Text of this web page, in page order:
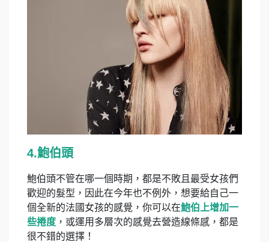
4.鮑伯頭
鮑伯頭不管在哪一個時期，都是不敗且最受女孩們
歡迎的髮型，因此在今年也不例外，想要給自己一
個全新的法國女孩的感覺，你可以在鮑伯上增加一
些捲度 ，或運用多層次的感覺去營造線條感，都是
很不錯的選擇！